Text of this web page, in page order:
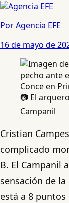
Por Agencia EFE
16 de mayo de
📷 El
Campanil
Cristian
complicado
B. El Campanil
sensación de
está a 8